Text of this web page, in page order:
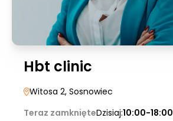
Hbt clinic
Witosa 2, Sosnowiec
Teraz zamknięteDzisiaj:10:00-18:00